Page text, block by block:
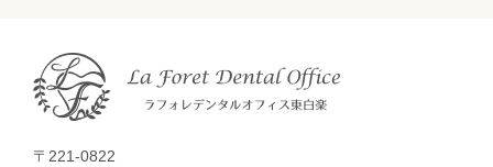
〒221-0822